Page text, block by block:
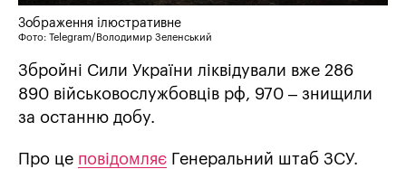
Зображення ілюстративне
Фото: Telegram/Володимир Зеленський
Збройні Сили України ліквідували вже 286
890 військовослужбовців рф, 970 – знищили
за останню добу.
Про це повідомляє Генеральний штаб ЗСУ.